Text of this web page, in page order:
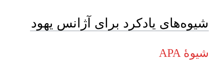
شیوه‌های یادکرد برای آژانس یهود
شیوهٔ APA